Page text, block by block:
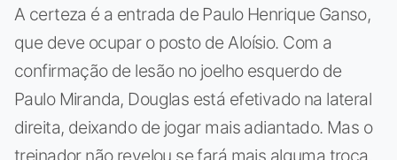
A certeza é a entrada de Paulo Henrique Ganso,
que deve ocupar o posto de Aloísio. Com a
confirmação de lesão no joelho esquerdo de
Paulo Miranda, Douglas está efetivado na lateral
direita, deixando de jogar mais adiantado. Mas o